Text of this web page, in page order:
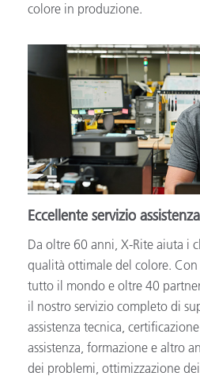
colore in produzione.
Eccellente servizio
Da oltre 60 anni, X-Rite aiuta i
qualità ottimale del colore. Con
tutto il mondo e oltre 40
il nostro servizio completo di
assistenza tecnica,
assistenza, formazione e altro
dei problemi, ottimizzazione